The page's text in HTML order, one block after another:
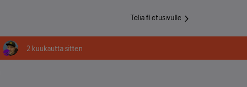
Telia.fi etusivulle
2 kuukautta sitten